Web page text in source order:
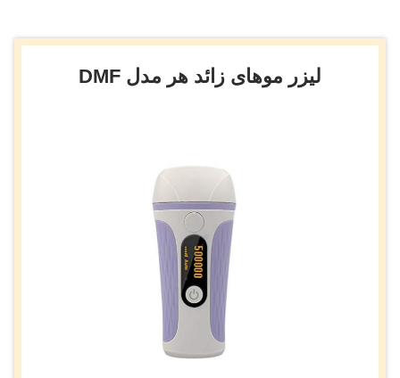
لیزر موهای زائد هر مدل DMF